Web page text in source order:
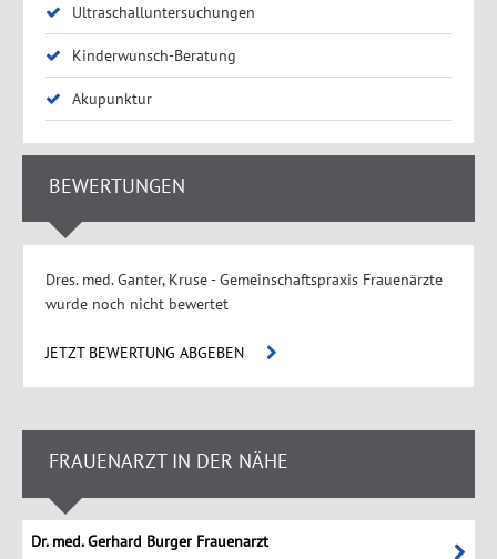
Ultraschalluntersuchungen
Kinderwunsch-Beratung
Akupunktur
BEWERTUNGEN
Dres. med. Ganter, Kruse - Gemeinschaftspraxis Frauenärzte
wurde noch nicht bewertet
JETZT BEWERTUNG ABGEBEN
FRAUENARZT IN DER NÄHE
Dr. med. Gerhard Burger Frauenarzt